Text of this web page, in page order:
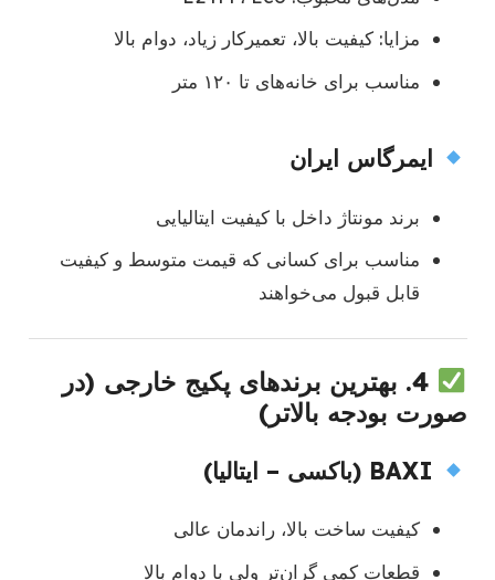
مزایا: کیفیت بالا، تعمیرکار زیاد، دوام بالا
مناسب برای خانه‌های تا ۱۲۰ متر
ایمرگاس ایران
برند مونتاژ داخل با کیفیت ایتالیایی
مناسب برای کسانی که قیمت متوسط و کیفیت
قابل قبول می‌خواهند
4.
بهترین برندهای پکیج خارجی (در
صورت بودجه بالاتر)
BAXI (باکسی – ایتالیا)
کیفیت ساخت بالا، راندمان عالی
قطعات کمی گران‌تر ولی با دوام بالا